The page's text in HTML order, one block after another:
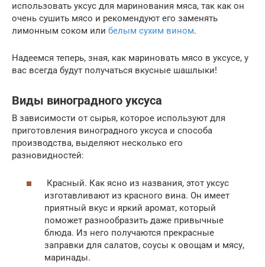
использовать уксус для маринования мяса, так как он
очень сушить мясо и рекомендуют его заменять
лимонным соком или белым сухим вином.
Надеемся теперь, зная, как мариновать мясо в уксусе, у
вас всегда будут получаться вкусные шашлыки!
Виды виноградного уксуса
В зависимости от сырья, которое используют для
приготовления виноградного уксуса и способа
производства, выделяют несколько его
разновидностей:
Красный. Как ясно из названия, этот уксус
изготавливают из красного вина. Он имеет
приятный вкус и яркий аромат, который
поможет разнообразить даже привычные
блюда. Из него получаются прекрасные
заправки для салатов, соусы к овощам и мясу,
маринады.